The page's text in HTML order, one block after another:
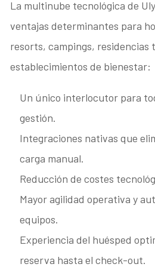
La multinube tecnológica de
ventajas determinantes para
resorts, campings, residencias
establecimientos de bienestar:
Un único interlocutor para
gestión.
Integraciones nativas que
carga manual.
Reducción de costes
Mayor agilidad operativa y
equipos.
Experiencia del huésped
reserva hasta el check-out.